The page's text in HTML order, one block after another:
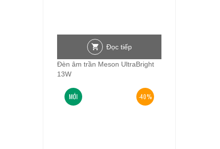
Đọc tiếp
Đèn âm trần Meson UltraBright
13W
-40%
MỚI